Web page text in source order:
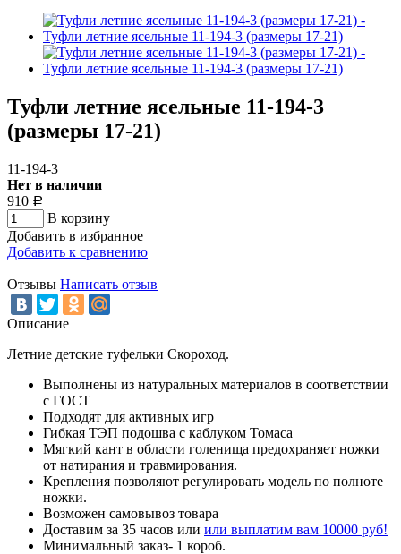
Туфли летние ясельные 11-194-3
(размеры 17-21)
11-194-3
Нет в наличии
910 Р
В корзину
Добавить в избранное
Добавить к сравнению
Отзывы Написать отзыв
Описание
Летние детские туфельки Скороход.
Выполнены из натуральных материалов в соответствии
с ГОСТ
Подходят для активных игр
Гибкая ТЭП подошва с каблуком Томаса
Мягкий кант в области голенища предохраняет ножки
от натирания и травмирования.
Крепления позволяют регулировать модель по полноте
ножки.
Возможен самовывоз товара
Доставим за 35 часов или или выплатим вам 10000 руб!
Минимальный заказ- 1 короб.